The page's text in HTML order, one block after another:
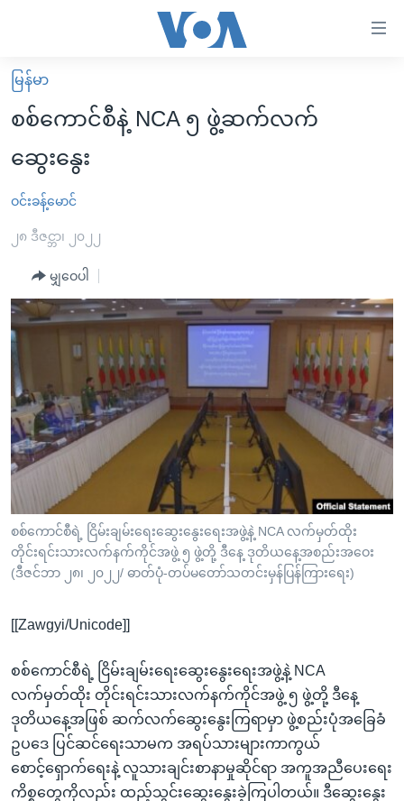
လွယ်ကူ
စေ
Link
များ
ပင်မ
ကျော်
ကြည့်
ရန်
ပင်မ
အ
ညွန်း
စာမျက်နှာ
ကျော်
ကြည့်
ရန်
ရှာဖွေ
နေရာ
ကျော်
ရန်
မူလစာမျက်နှာ
မြန်မာ
ကမ္ဘာ့သတင်းများ
နိုင်ငံတကာ
အစ္စရေး-ပါလက်စတိုင်း
ဗွီဒီယို
အင်္ဂလိပ်စာလေ့လာမယ်
အမေရိကန်သုံးအီဒီယံ
မကြေးမုံရဲ့ အင်္ဂလိပ်စာ
ရုပ်ရှင်ထဲက အင်္ဂလိပ်စာ
သုတပဒေသာ အင်္ဂလိပ်စာ
အပတ်စဉ်ကဏ္ဍများ
တီဗွီ
ရေဒီယိုနှင့်ရုပ်သံ အချက်အလက်များ
ရေဒီယို/တီဗွီအစီအစဉ်
Learning English
ဗွီအိုအေ လူမှုကွန်ယက်များ
ဘာသာစကားများ
မြန်မာ
စစ်ကောင်စီနဲ့ NCA ၅ ဖွဲ့ဆက်လက်
ဆွေးနွေး
ဝင်းခန့်မောင်
၂၈ ဒီဇင္ဘာ၊ ၂၀၂၂
မျှဝေပါ
စစ်ကောင်စီရဲ့ ငြိမ်းချမ်းရေးဆွေးနွေးရေးအဖွဲ့နဲ့ NCA လက်မှတ်ထိုး
တိုင်းရင်းသားလက်နက်ကိုင်အဖွဲ့ ၅ ဖွဲ့တို့ ဒီနေ့ ဒုတိယနေ့အစည်းအဝေး
(ဒီဇင်ဘာ ၂၈၊ ၂၀၂၂/ ဓာတ်ပုံ-တပ်မတော်သတင်းမှန်ပြန်ကြားရေး)
[[Zawgyi/Unicode]]
စစ်ကောင်စီရဲ့ ငြိမ်းချမ်းရေးဆွေးနွေးရေးအဖွဲ့နဲ့ NCA
လက်မှတ်ထိုး တိုင်းရင်းသားလက်နက်ကိုင်အဖွဲ့ ၅ ဖွဲ့တို့ ဒီနေ့
ဒုတိယနေ့အဖြစ် ဆက်လက်ဆွေးနွေးကြရာမှာ ဖွဲ့စည်းပုံအခြေခံ
ဥပဒေ ပြင်ဆင်ရေးသာမက အရပ်သားများကာကွယ်
စောင့်ရှောက်ရေးနဲ့ လူသားချင်းစာနာမှုဆိုင်ရာ အကူအညီပေးရေး
ကိစ္စတွေကိုလည်း ထည့်သွင်းဆွေးနွေးခဲ့ကြပါတယ်။ ဒီဆွေးနွေး